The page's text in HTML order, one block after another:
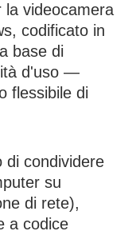
videocamera
codificato in
base di
d'uso —
flessibile di
di condividere
su
di rete),
a codice